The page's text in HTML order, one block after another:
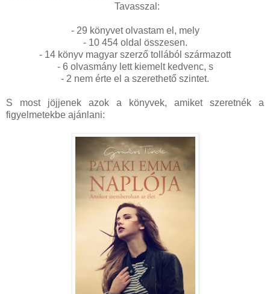
Tavasszal:
- 29 könyvet olvastam el, mely
- 10 454 oldal összesen.
- 14 könyv magyar szerző tollából származott
- 6 olvasmány lett kiemelt kedvenc, s
- 2 nem érte el a szerethető szintet.
S most jöjjenek azok a könyvek, amiket szeretnék a
figyelmetekbe ajánlani: